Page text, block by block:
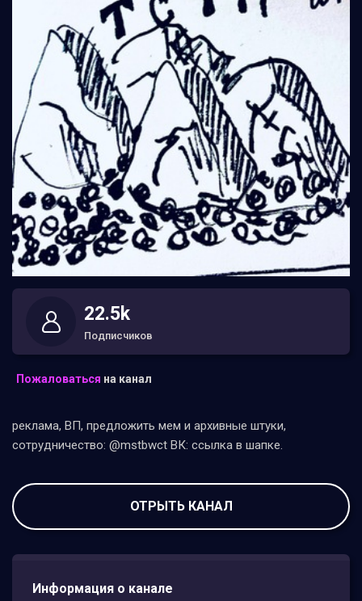
22.5k
Подписчиков
Пожаловаться на канал
реклама, ВП, предложить мем и архивные штуки,
сотрудничество: @mstbwct ВК: ссылка в шапке.
ОТРЫТЬ КАНАЛ
Информация о канале